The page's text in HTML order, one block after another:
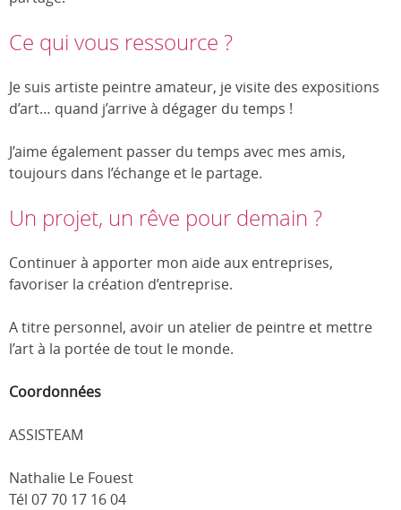
Ce qui vous ressource ?
Je suis artiste peintre amateur, je visite des expositions
d’art… quand j’arrive à dégager du temps !
J’aime également passer du temps avec mes amis,
toujours dans l’échange et le partage.
Un projet, un rêve pour demain ?
Continuer à apporter mon aide aux entreprises,
favoriser la création d’entreprise.
A titre personnel, avoir un atelier de peintre et mettre
l’art à la portée de tout le monde.
Coordonnées
ASSISTEAM
Nathalie Le Fouest
Tél 07 70 17 16 04